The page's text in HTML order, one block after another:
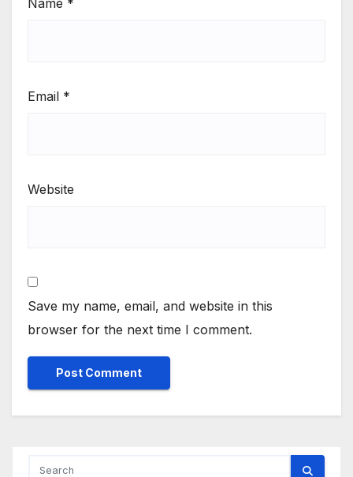
Email *
Website
Save my name, email, and website in this
browser for the next time I comment.